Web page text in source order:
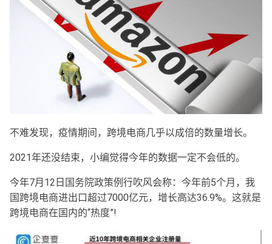
不难发现，疫情期间，跨境电商几乎以成倍的数量增长。
2021年还没结束，小编觉得今年的数据一定不会低的。
今年7月12日国务院政策例行吹风会称：今年前5个月，我
国跨境电商进出口超过7000亿元，增长高达36.9%。这就是
跨境电商在国内的“热度”!